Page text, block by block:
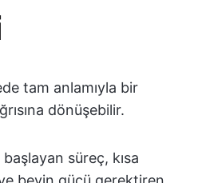
tam anlamıyla bir
dönüşebilir.
süreç, kısa